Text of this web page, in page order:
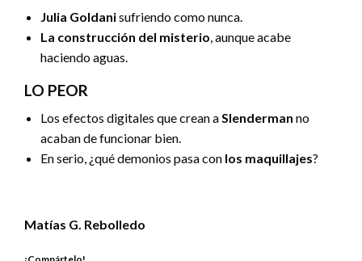
Julia Goldanisufriendo como nunca.
La construcción del misterio , aunque acabe
haciendo aguas.
LO PEOR
Los efectos digitales que crean a Slenderman no
acaban de funcionar bien.
En serio, ¿qué demonios pasa con los maquillajes?
Matías G. Rebolledo